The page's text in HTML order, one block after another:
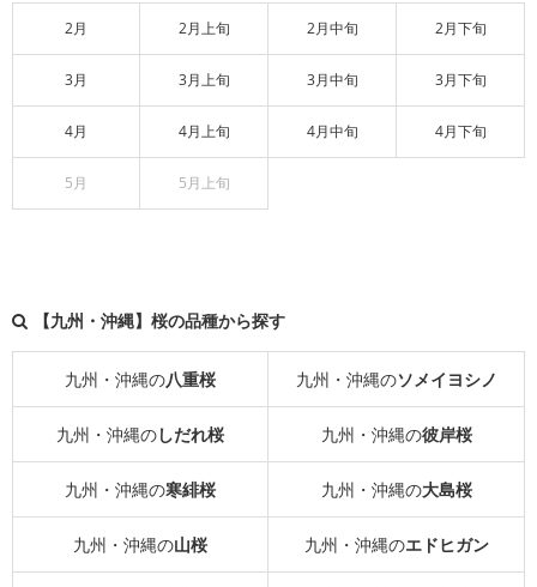
2月 2月上旬 2月中旬 2月下旬
3月 3月上旬 3月中旬 3月下旬
4月 4月上旬 4月中旬 4月下旬
5月 5月上旬
【九州・沖縄】桜の品種から探す
九州・沖縄の八重桜 九州・沖縄のソメイヨシノ
九州・沖縄のしだれ桜 九州・沖縄の彼岸桜
九州・沖縄の寒緋桜 九州・沖縄の大島桜
九州・沖縄の山桜 九州・沖縄のエドヒガン